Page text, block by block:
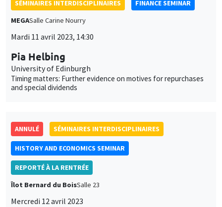
SÉMINAIRES INTERDISCIPLINAIRES
FINANCE SEMINAR
MEGASalle Carine Nourry
Mardi 11 avril 2023, 14:30
Pia Helbing
University of Edinburgh
Timing matters: Further evidence on motives for repurchases
and special dividends
ANNULÉ SÉMINAIRES INTERDISCIPLINAIRES
HISTORY AND ECONOMICS SEMINAR
REPORTÉ À LA RENTRÉE
Îlot Bernard du BoisSalle 23
Mercredi 12 avril 2023